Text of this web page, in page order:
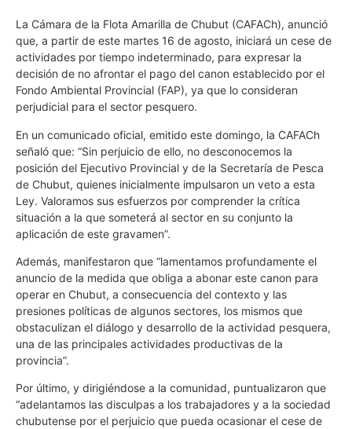
La Cámara de la Flota Amarilla de Chubut (CAFACh), anunció
que, a partir de este martes 16 de agosto, iniciará un cese de
actividades por tiempo indeterminado, para expresar la
decisión de no afrontar el pago del canon establecido por el
Fondo Ambiental Provincial (FAP), ya que lo consideran
perjudicial para el sector pesquero.
En un comunicado oficial, emitido este domingo, la CAFACh
señaló que: “Sin perjuicio de ello, no desconocemos la
posición del Ejecutivo Provincial y de la Secretaría de Pesca
de Chubut, quienes inicialmente impulsaron un veto a esta
Ley. Valoramos sus esfuerzos por comprender la crítica
situación a la que someterá al sector en su conjunto la
aplicación de este gravamen”.
Además, manifestaron que “lamentamos profundamente el
anuncio de la medida que obliga a abonar este canon para
operar en Chubut, a consecuencia del contexto y las
presiones políticas de algunos sectores, los mismos que
obstaculizan el diálogo y desarrollo de la actividad pesquera,
una de las principales actividades productivas de la
provincia”.
Por último, y dirigiéndose a la comunidad, puntualizaron que
“adelantamos las disculpas a los trabajadores y a la sociedad
chubutense por el perjuicio que pueda ocasionar el cese de